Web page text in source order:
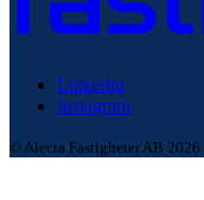
Linkedin
Instagram
© Alecta Fastigheter AB 2026